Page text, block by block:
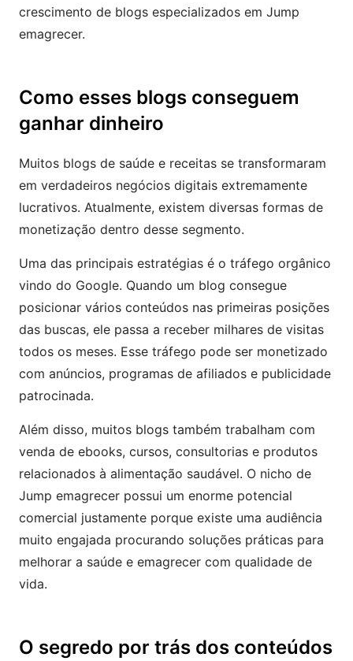
crescimento de blogs especializados em Jump
emagrecer.
Como esses blogs conseguem
ganhar dinheiro
Muitos blogs de saúde e receitas se transformaram
em verdadeiros negócios digitais extremamente
lucrativos. Atualmente, existem diversas formas de
monetização dentro desse segmento.
Uma das principais estratégias é o tráfego orgânico
vindo do Google. Quando um blog consegue
posicionar vários conteúdos nas primeiras posições
das buscas, ele passa a receber milhares de visitas
todos os meses. Esse tráfego pode ser monetizado
com anúncios, programas de afiliados e publicidade
patrocinada.
Além disso, muitos blogs também trabalham com
venda de ebooks, cursos, consultorias e produtos
relacionados à alimentação saudável. O nicho de
Jump emagrecer possui um enorme potencial
comercial justamente porque existe uma audiência
muito engajada procurando soluções práticas para
melhorar a saúde e emagrecer com qualidade de
vida.
O segredo por trás dos conteúdos